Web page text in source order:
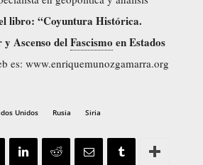
libro: “Coyuntura Histórica.
Ascenso delFascismo en Estados
es: www.enriquemunozgamarra.org
Unidos Rusia Siria